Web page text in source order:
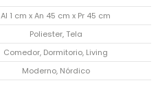
Al 1 cm x An 45 cm x Pr 45 cm
Poliester, Tela
Comedor, Dormitorio, Living
Moderno, Nórdico